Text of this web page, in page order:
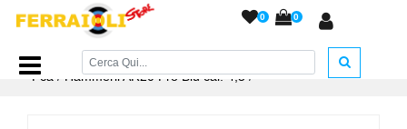
0 0
Home Page/ARMI AD ARIA COMPRESSA/Carabine Pcp -
Pca / Hammerli AR20 Pro Blu cal. 4,5/